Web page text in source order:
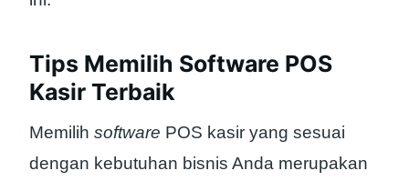
Tips Memilih Software POS
Kasir Terbaik
Memilih software POS kasir yang sesuai
dengan kebutuhan bisnis Anda merupakan